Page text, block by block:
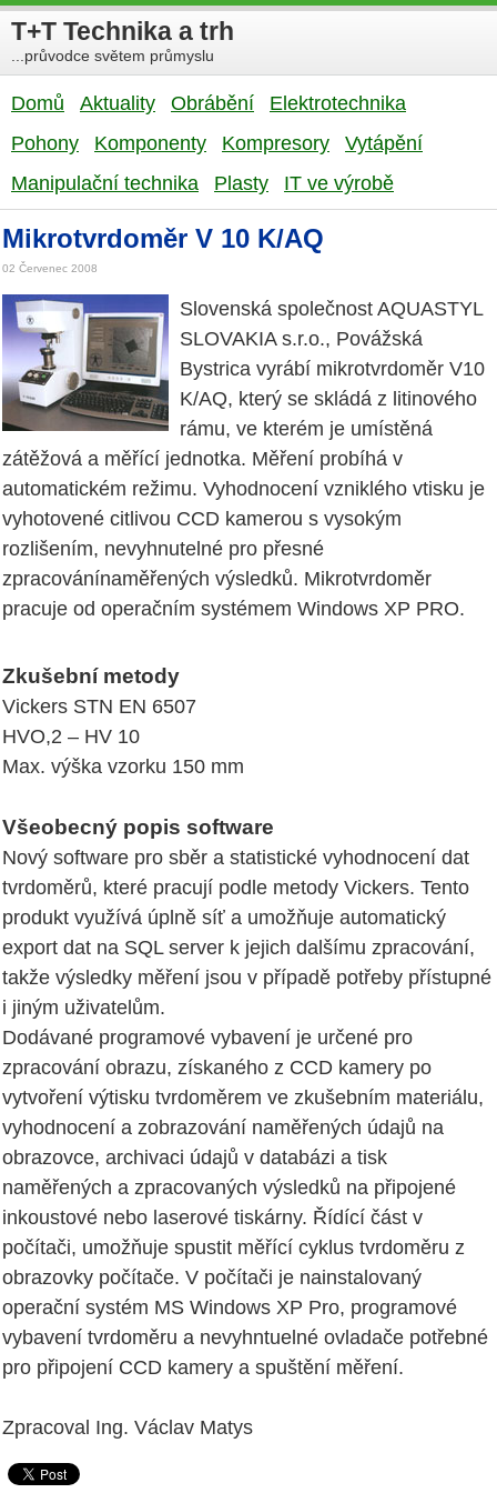
T+T Technika a trh
...průvodce světem průmyslu
Domů Aktuality Obrábění
Elektrotechnika
Pohony
Komponenty Kompresory
Vytápění
Manipulační technika
Plasty IT ve výrobě
Mikrotvrdoměr V 10 K/AQ
02 Červenec 2008
Slovenská společnost AQUASTYL
SLOVAKIA s.r.o., Povážská
Bystrica vyrábí mikrotvrdoměr V10
K/AQ, který se skládá z litinového
rámu, ve kterém je umístěná
zátěžová a měřící jednotka. Měření probíhá v
automatickém režimu. Vyhodnocení vzniklého vtisku je
vyhotovené citlivou CCD kamerou s vysokým
rozlišením, nevyhnutelné pro přesné
zpracovánínaměřených výsledků. Mikrotvrdoměr
pracuje od operačním systémem Windows XP PRO.
Zkušební metody
Vickers STN EN 6507
HVO,2 – HV 10
Max. výška vzorku 150 mm
Všeobecný popis software
Nový software pro sběr a statistické vyhodnocení dat
tvrdoměrů, které pracují podle metody Vickers. Tento
produkt využívá úplně síť a umožňuje automatický
export dat na SQL server k jejich dalšímu zpracování,
takže výsledky měření jsou v případě potřeby přístupné
i jiným uživatelům.
Dodávané programové vybavení je určené pro
zpracování obrazu, získaného z CCD kamery po
vytvoření výtisku tvrdoměrem ve zkušebním materiálu,
vyhodnocení a zobrazování naměřených údajů na
obrazovce, archivaci údajů v databázi a tisk
naměřených a zpracovaných výsledků na připojené
inkoustové nebo laserové tiskárny. Řídící část v
počítači, umožňuje spustit měřící cyklus tvrdoměru z
obrazovky počítače. V počítači je nainstalovaný
operační systém MS Windows XP Pro, programové
vybavení tvrdoměru a nevyhntuelné ovladače potřebné
pro připojení CCD kamery a spuštění měření.
Zpracoval Ing. Václav Matys